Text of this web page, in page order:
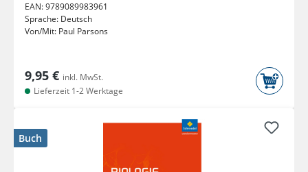
EAN:9789089983961
Sprache: Deutsch
Von/Mit: Paul Parsons
9,95 € inkl. MwSt.
Lieferzeit 1-2 Werktage
Buch